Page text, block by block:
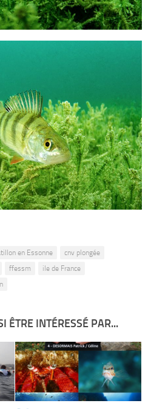
en Essonne
cnv plongée
ffessm
ile de France
ÊTRE INTÉRESSÉ PAR...